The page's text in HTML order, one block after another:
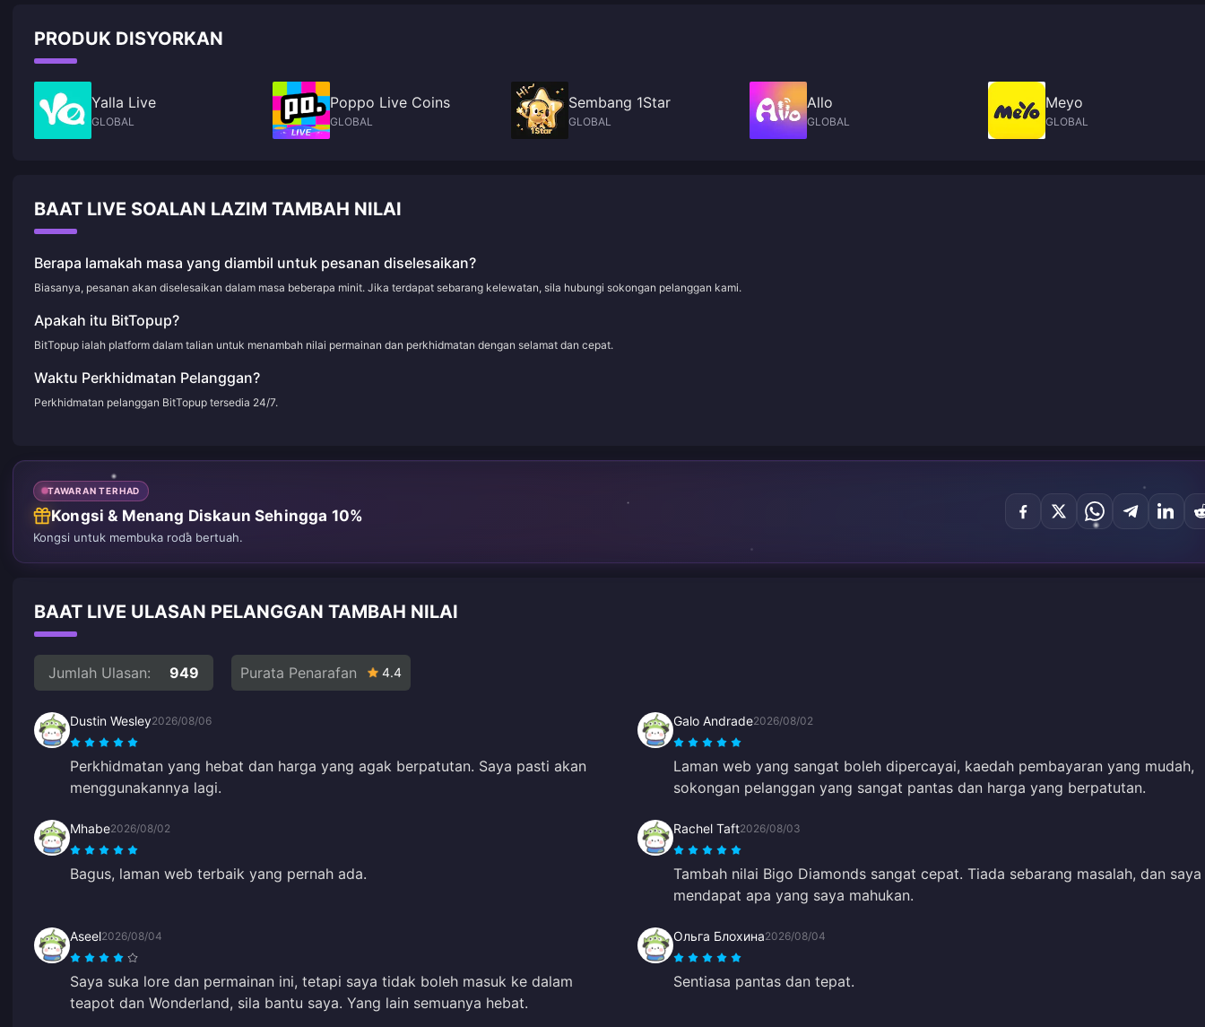
PRODUK DISYORKAN
Yalla Live
GLOBAL
Poppo Live Coins
GLOBAL
Sembang 1Star
GLOBAL
Allo
GLOBAL
Meyo
GLOBAL
BAAT LIVE SOALAN LAZIM TAMBAH NILAI
Berapa lamakah masa yang diambil untuk pesanan diselesaikan?
Biasanya, pesanan akan diselesaikan dalam masa beberapa minit. Jika terdapat sebarang kelewatan, sila hubungi sokongan pelanggan kami.
Apakah itu BitTopup?
BitTopup ialah platform dalam talian untuk menambah nilai permainan dan perkhidmatan dengan selamat dan cepat.
Waktu Perkhidmatan Pelanggan?
Perkhidmatan pelanggan BitTopup tersedia 24/7.
TAWARAN TERHAD
Kongsi & Menang Diskaun Sehingga 10%
Kongsi untuk membuka roda bertuah.
BAAT LIVE ULASAN PELANGGAN TAMBAH NILAI
Jumlah Ulasan: 949 Purata Penarafan 4.4
Dustin Wesley2026/08/06
Perkhidmatan yang hebat dan harga yang agak berpatutan. Saya pasti akan
menggunakannya lagi.
Galo Andrade2026/08/02
Laman web yang sangat boleh dipercayai, kaedah pembayaran yang mudah,
sokongan pelanggan yang sangat pantas dan harga yang berpatutan.
Mhabe2026/08/02
Bagus, laman web terbaik yang pernah ada.
Rachel Taft2026/08/03
Tambah nilai Bigo Diamonds sangat cepat. Tiada sebarang masalah, dan saya
mendapat apa yang saya mahukan.
Aseel2026/08/04
Saya suka lore dan permainan ini, tetapi saya tidak boleh masuk ke dalam
teapot dan Wonderland, sila bantu saya. Yang lain semuanya hebat.
Ольга Блохина2026/08/04
Sentiasa pantas dan tepat.